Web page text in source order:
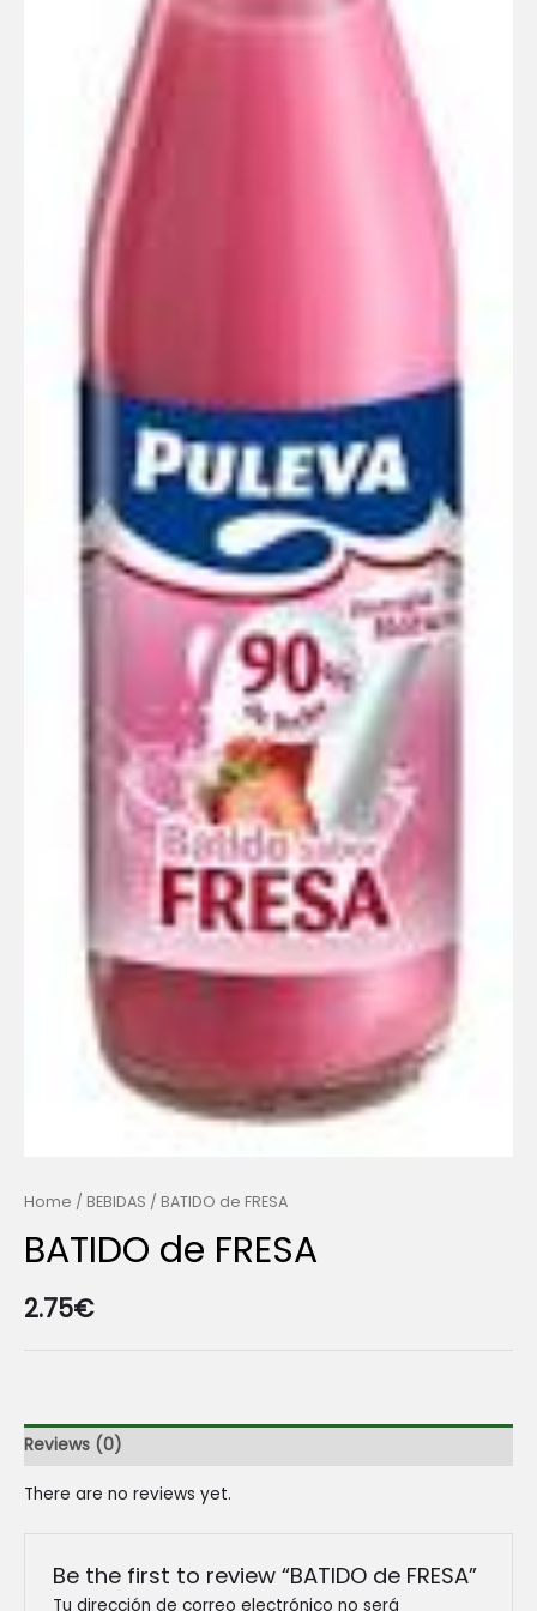
Home / BEBIDAS / BATIDO de FRESA
BATIDO de FRESA
2.75€
Reviews (0)
There are no reviews yet.
Be the first to review “BATIDO de FRESA”
Tu dirección de correo electrónico no será